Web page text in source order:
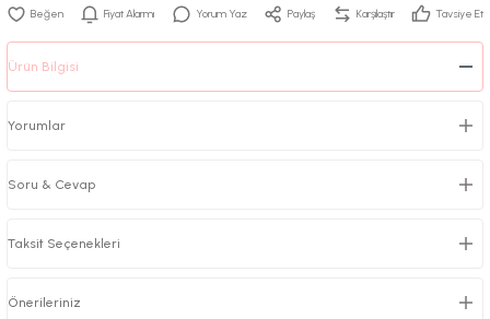
Fiyat Alarmı Yorum Yaz Paylaş Karşılaştır Tavsiye Et
Ürün Bilgisi
Yorumlar
Soru & Cevap
Taksit Seçenekleri
Önerileriniz